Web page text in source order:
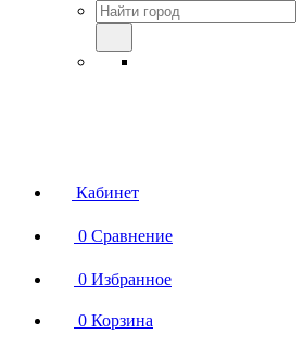
Кабинет
0 Сравнение
0 Избранное
0 Корзина